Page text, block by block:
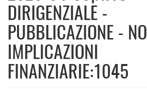
DIRIGENZIALE -
PUBBLICAZIONE - NO
IMPLICAZIONI
FINANZIARIE:1045